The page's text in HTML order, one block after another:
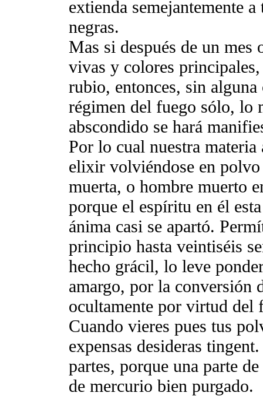
extienda semejantemente
negras.
Mas si después de un mes
vivas y colores
rubio, entonces, sin
régimen del fuego sólo, lo
abscondido se hará
Por lo cual nuestra
elixir volviéndose en
muerta, o hombre muerto
porque el espíritu en él
ánima casi se apartó.
principio hasta veintiséis
hecho grácil, lo leve
amargo, por la conversión
ocultamente por virtud del
Cuando vieres pues tus
expensas desideras
partes, porque una parte
de mercurio bien purgado.